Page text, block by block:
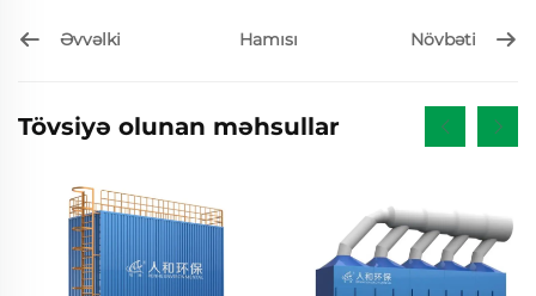
Əvvəlki Hamısı Növbəti
Tövsiyə olunan məhsullar